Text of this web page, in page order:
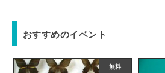
おすすめのイベント
無料